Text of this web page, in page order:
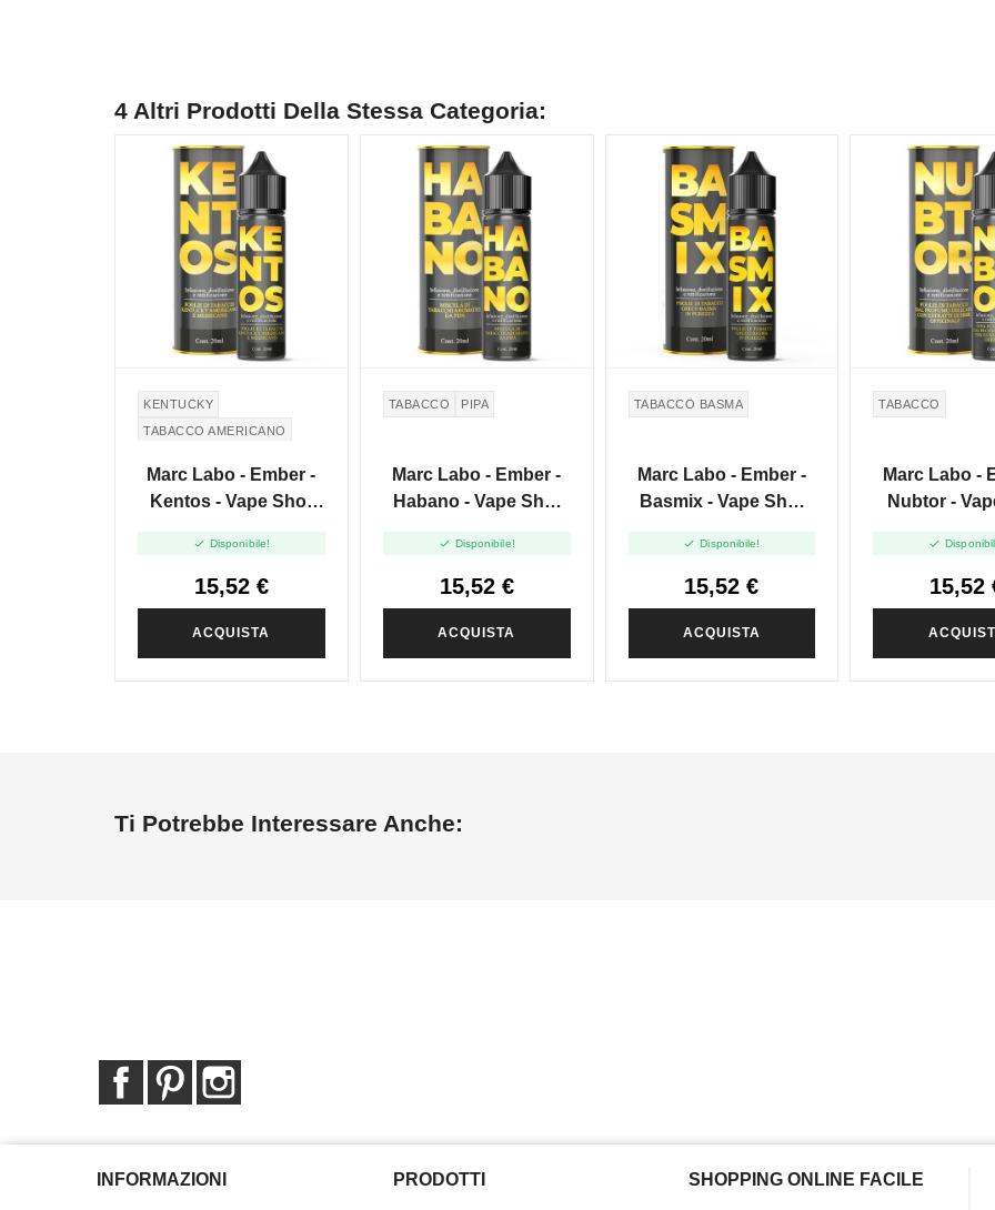
4 Altri Prodotti Della Stessa Categoria:
KENTUCKY
TABACCO AMERICANO
Marc Labo - Ember -
Kentos - Vape Shot
 Disponibile!
15,52 €
ACQUISTA
TABACCO PIPA
Marc Labo - Ember -
Habano - Vape Shot
 Disponibile!
15,52 €
ACQUISTA
TABACCO BASMA
Marc Labo - Ember -
Basmix - Vape Shot
 Disponibile!
15,52 €
ACQUISTA
TABACCO
Marc Labo -
Nubtor -

15,52
Ti Potrebbe Interessare Anche:
FacebookPinterest
INFORMAZIONI PRODOTTI SHOPPING ONLINE FACILE